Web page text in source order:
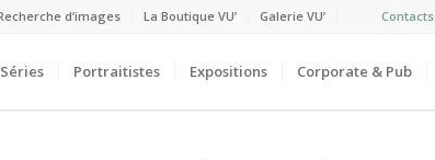
d’images La Boutique VU’ Galerie VU’ Contacts
Séries Portraitistes Expositions Corporate & Pub